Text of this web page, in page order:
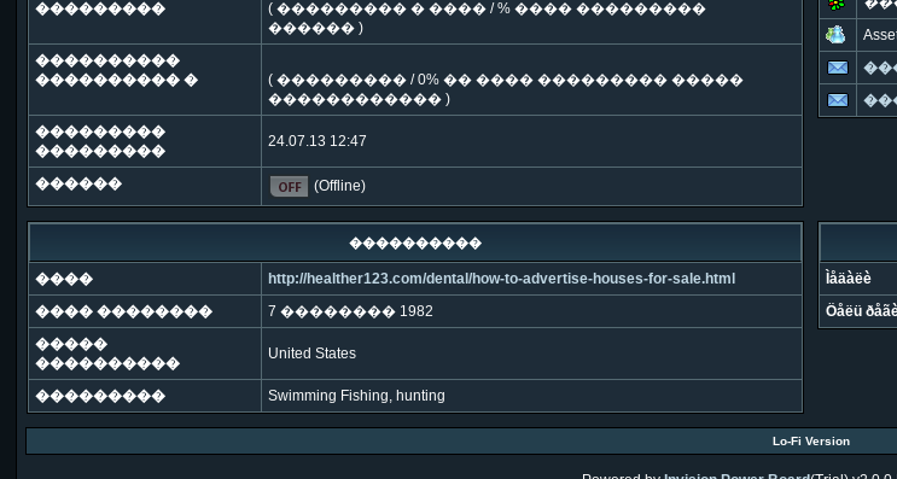
���������
( ��������� � ���� / % ���� ���������
������ )
����������
���������� �
( ��������� / 0% �� ���� ��������� �����
������������ )
���������
���������
24.07.13 12:47
������ (Offline)
����������
����
http://healther123.com/dental/how-to-advertise-houses-for-sale.html
���� ��������
7 �������� 1982
�����
����������
United States
��������� Swimming Fishing, hunting
Ìåäàëè
Öåëü
Lo-Fi Version